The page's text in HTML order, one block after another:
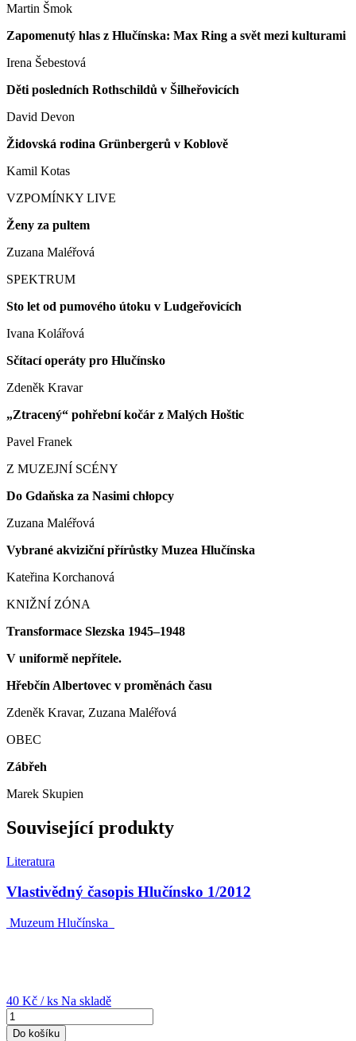
Martin Šmok
Zapomenutý hlas z Hlučínska: Max Ring a svět mezi kulturami
Irena Šebestová
Děti posledních Rothschildů v Šilheřovicích
David Devon
Židovská rodina Grünbergerů v Koblově
Kamil Kotas
VZPOMÍNKY LIVE
Ženy za pultem
Zuzana Maléřová
SPEKTRUM
Sto let od pumového útoku v Ludgeřovicích
Ivana Kolářová
Sčítací operáty pro Hlučínsko
Zdeněk Kravar
„Ztracený“ pohřební kočár z Malých Hoštic
Pavel Franek
Z MUZEJNÍ SCÉNY
Do Gdaňska za Nasimi chłopcy
Zuzana Maléřová
Vybrané akviziční přírůstky Muzea Hlučínska
Kateřina Korchanová
KNIŽNÍ ZÓNA
Transformace Slezska 1945–1948
V uniformě nepřítele.
Hřebčín Albertovec v proměnách času
Zdeněk Kravar, Zuzana Maléřová
OBEC
Zábřeh
Marek Skupien
Související produkty
Literatura
Vlastivědný časopis Hlučínsko 1/2012
Muzeum Hlučínska
40 Kč / ks Na skladě
Do košíku